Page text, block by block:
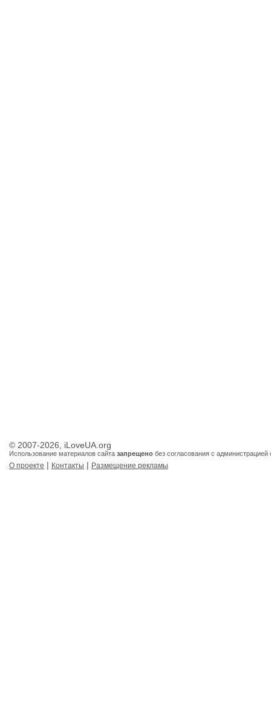
© 2007-2026, iLoveUA.org
Использование материалов сайта запрещено без согласования с администрацией
О проекте | Контакты | Размещение рекламы